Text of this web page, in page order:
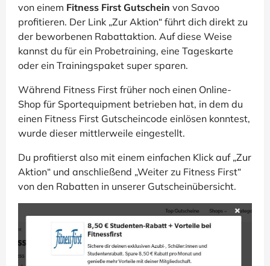
von einem Fitness First Gutschein von Savoo
profitieren. Der Link „Zur Aktion“ führt dich direkt zu
der beworbenen Rabattaktion. Auf diese Weise
kannst du für ein Probetraining, eine Tageskarte
oder ein Trainingspaket super sparen.
Während Fitness First früher noch einen Online-
Shop für Sportequipment betrieben hat, in dem du
einen Fitness First Gutscheincode einlösen konntest,
wurde dieser mittlerweile eingestellt.
Du profitierst also mit einem einfachen Klick auf „Zur
Aktion“ und anschließend „Weiter zu Fitness First“
von den Rabatten in unserer Gutscheinübersicht.